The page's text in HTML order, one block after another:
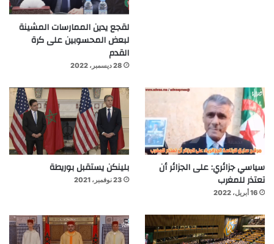
لقجع يدين الممارسات المشينة
لبعض المحسوبين على كرة
القدم
28 ديسمبر، 2022
سياسي جزائري: على الجزائر أن
تعتذر للمغرب
16 أبريل، 2022
بلينكن يستقبل بوريطة
23 نوفمبر، 2021